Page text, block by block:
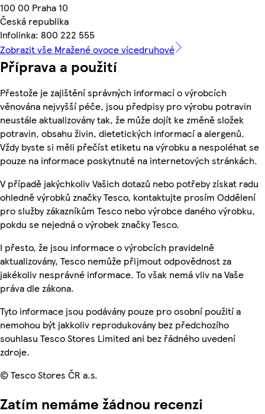
100 00 Praha 10
Česká republika
Infolinka: 800 222 555
Zobrazit vše Mražené ovoce vícedruhové
Příprava a použití
Přestože je zajištění správných informací o výrobcích
věnována nejvyšší péče, jsou předpisy pro výrobu potravin
neustále aktualizovány tak, že může dojít ke změně složek
potravin, obsahu živin, dietetických informací a alergenů.
Vždy byste si měli přečíst etiketu na výrobku a nespoléhat se
pouze na informace poskytnuté na internetových stránkách.
V případě jakýchkoliv Vašich dotazů nebo potřeby získat radu
ohledně výrobků značky Tesco, kontaktujte prosím Oddělení
pro služby zákazníkům Tesco nebo výrobce daného výrobku,
pokdu se nejedná o výrobek značky Tesco.
I přesto, že jsou informace o výrobcích pravidelně
aktualizovány, Tesco nemůže přijmout odpovědnost za
jakékoliv nesprávné informace. To však nemá vliv na Vaše
práva dle zákona.
Tyto informace jsou podávány pouze pro osobní použití a
nemohou být jakkoliv reprodukovány bez předchozího
souhlasu Tesco Stores Limited ani bez řádného uvedení
zdroje.
© Tesco Stores ČR a.s.
Zatím nemáme žádnou recenzi